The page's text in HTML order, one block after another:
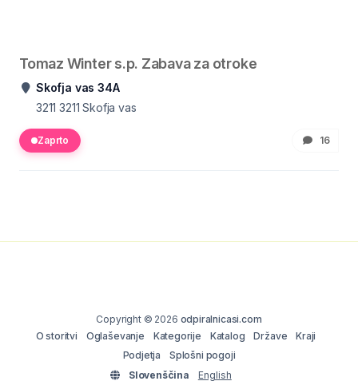
Tomaz Winter s.p. Zabava za otroke
Skofja vas 34A
3211 3211 Skofja vas
Zaprto 16
Copyright © 2026 odpiralnicasi.com
O storitvi
Oglaševanje Kategorije Katalog Države
Kraji
Podjetja
Splošni pogoji
Slovenščina
English